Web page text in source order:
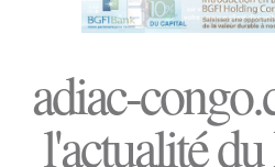
adiac-
l'actualité